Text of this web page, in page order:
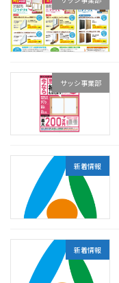
サッシ事業部
新着情報
新着情報